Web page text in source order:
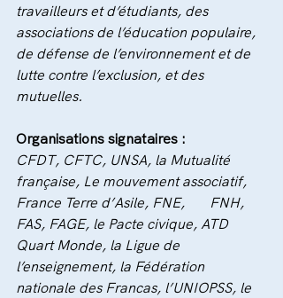
travailleurs et d’étudiants, des
associations de l’éducation populaire,
de défense de l’environnement et de
lutte contre l’exclusion, et des
mutuelles.
Organisations signataires :
CFDT, CFTC, UNSA, la Mutualité
française, Le mouvement associatif,
France Terre d’Asile, FNE,       FNH,
FAS, FAGE, le Pacte civique, ATD
Quart Monde, la Ligue de
l’enseignement, la Fédération
nationale des Francas, l’UNIOPSS, le